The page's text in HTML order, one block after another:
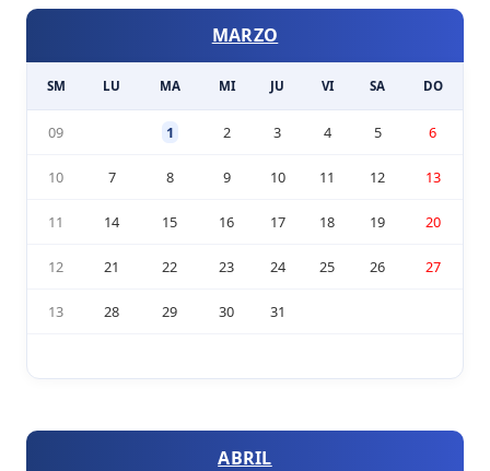
MARZO
SM LU MA MI JU VI SA DO
09 1 2 3 4 5 6
10 7 8 9 10 11 12 13
11 14 15 16 17 18 19 20
12 21 22 23 24 25 26 27
13 28 29 30 31
ABRIL